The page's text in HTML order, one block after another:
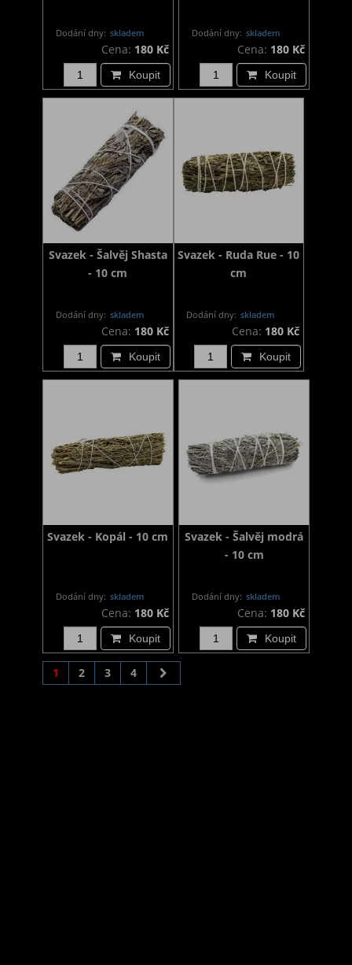
Dodání dny: skladem
Cena: 180 Kč
Koupit
Dodání dny: skladem
Cena: 180 Kč
Koupit
Svazek - Šalvěj Shasta
- 10 cm
Dodání dny: skladem
Cena: 180 Kč
Koupit
Svazek - Ruda Rue - 10
cm
Dodání dny: skladem
Cena: 180 Kč
Koupit
Svazek - Kopál - 10 cm
Dodání dny: skladem
Cena: 180 Kč
Koupit
Svazek - Šalvěj modrá
- 10 cm
Dodání dny: skladem
Cena: 180 Kč
Koupit
1 2 3 4